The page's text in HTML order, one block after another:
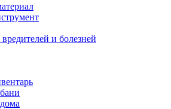
и болезней